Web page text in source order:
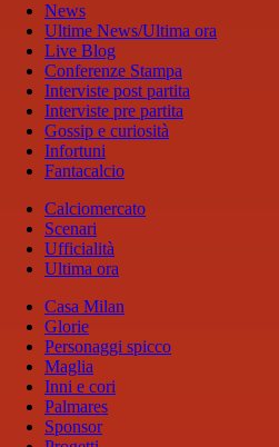
News
Ultime News/Ultima ora
Live Blog
Conferenze Stampa
Interviste post partita
Interviste pre partita
Gossip e curiosità
Infortuni
Fantacalcio
Calciomercato
Scenari
Ufficialità
Ultima ora
Casa Milan
Glorie
Personaggi spicco
Maglia
Inni e cori
Palmares
Sponsor